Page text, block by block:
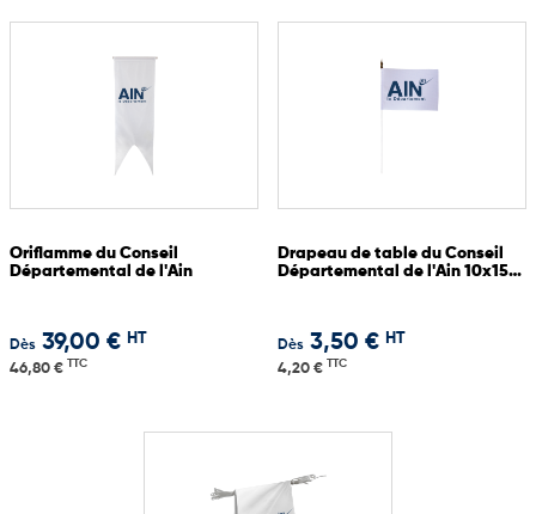
Oriflamme du Conseil
Départemental de l'Ain
Dès 39,00 € HT
46,80 € TTC
Drapeau de table du Conseil
Départemental de l'Ain 10x15
Dès 3,50 € HT
4,20 € TTC